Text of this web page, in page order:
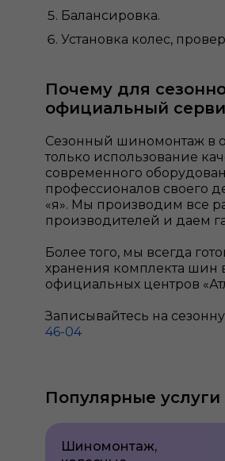
Балансировка.
Установка колес,
Почему для
официальный
Сезонный шиномонтаж в
только использование
современного
профессионалов своего
«я». Мы производим все
производителей и даем
Более того, мы всегда
хранения комплекта шин
официальных центров
Записывайтесь на
46-04
Популярные услуги
Шиномонтаж,